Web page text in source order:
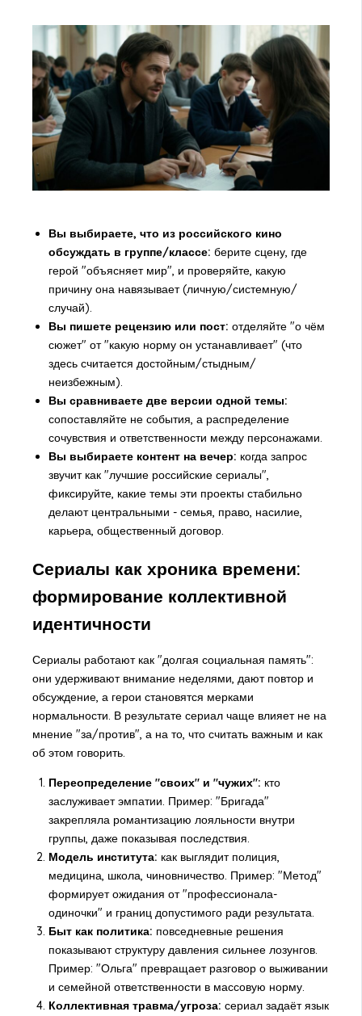
Вы выбираете, что из российского кино
обсуждать в группе/классе: берите сцену, где
герой "объясняет мир", и проверяйте, какую
причину она навязывает (личную/системную/
случай).
Вы пишете рецензию или пост: отделяйте "о чём
сюжет" от "какую норму он устанавливает" (что
здесь считается достойным/стыдным/
неизбежным).
Вы сравниваете две версии одной темы:
сопоставляйте не события, а распределение
сочувствия и ответственности между персонажами.
Вы выбираете контент на вечер: когда запрос
звучит как "лучшие российские сериалы",
фиксируйте, какие темы эти проекты стабильно
делают центральными - семья, право, насилие,
карьера, общественный договор.
Сериалы как хроника времени:
формирование коллективной
идентичности
Сериалы работают как "долгая социальная память":
они удерживают внимание неделями, дают повтор и
обсуждение, а герои становятся мерками
нормальности. В результате сериал чаще влияет не на
мнение "за/против", а на то, что считать важным и как
об этом говорить.
Переопределение "своих" и "чужих": кто
заслуживает эмпатии. Пример: "Бригада"
закрепляла романтизацию лояльности внутри
группы, даже показывая последствия.
Модель института: как выглядит полиция,
медицина, школа, чиновничество. Пример: "Метод"
формирует ожидания от "профессионала-
одиночки" и границ допустимого ради результата.
Быт как политика: повседневные решения
показывают структуру давления сильнее лозунгов.
Пример: "Ольга" превращает разговор о выживании
и семейной ответственности в массовую норму.
Коллективная травма/угроза: сериал задаёт язык